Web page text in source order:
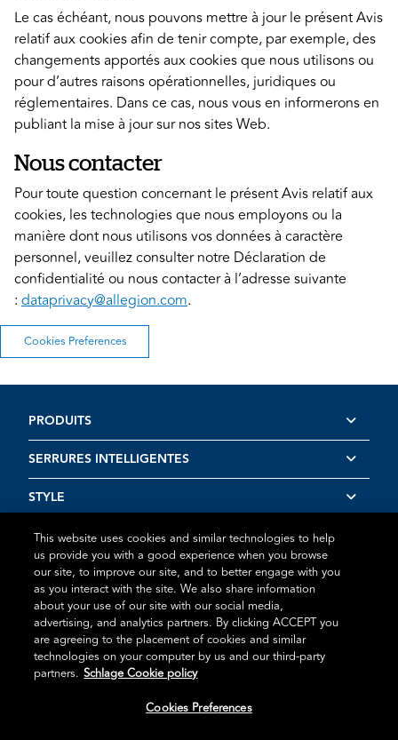
Le cas échéant, nous pouvons mettre à jour le présent Avis
relatif aux cookies afin de tenir compte, par exemple, des
changements apportés aux cookies que nous utilisons ou
pour d’autres raisons opérationnelles, juridiques ou
réglementaires. Dans ce cas, nous vous en informerons en
publiant la mise à jour sur nos sites Web.
Nous contacter
Pour toute question concernant le présent Avis relatif aux
cookies, les technologies que nous employons ou la
manière dont nous utilisons vos données à caractère
personnel, veuillez consulter notre Déclaration de
confidentialité ou nous contacter à l’adresse suivante
: dataprivacy@allegion.com.
Cookies Preferences
PRODUITS
SERRURES INTELLIGENTES
STYLE
RESSOURCES
Conditions d’utilisation Déclaration de confidentialité Politique
en matière de témoins Déclaration des vulnérabilités
@2026 Schlage. Tous droits réservés
This website uses cookies and similar technologies to help
us provide you with a good experience when you browse
our site, to improve our site, and to better engage with you
as you interact with the site. We also share information
about your use of our site with our social media,
advertising, and analytics partners. By clicking ACCEPT you
are agreeing to the placement of cookies and similar
technologies on your computer by us and our third-party
partners. Schlage Cookie policy
Cookies Preferences